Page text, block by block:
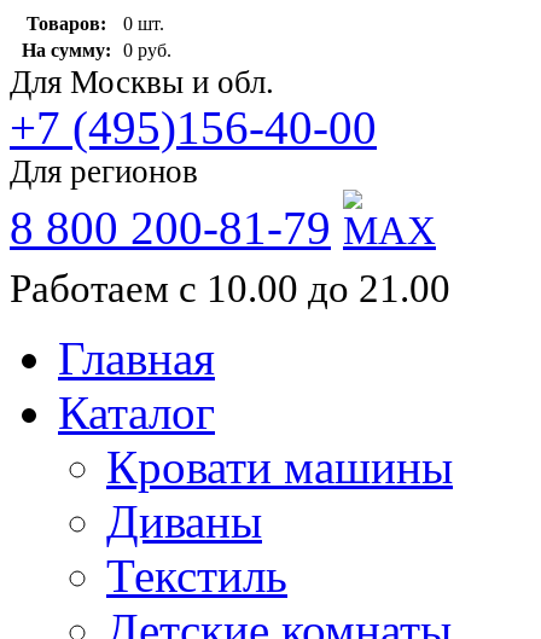
Товаров:
0 шт.
На сумму:
0 руб.
Для Москвы и обл.
+7 (495)156-40-00
Для регионов
8 800 200-81-79
Работаем с 10.00 до 21.00
Главная
Каталог
Кровати машины
Диваны
Текстиль